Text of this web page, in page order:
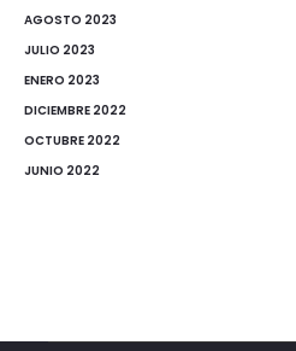
AGOSTO 2023
JULIO 2023
ENERO 2023
DICIEMBRE 2022
OCTUBRE 2022
JUNIO 2022